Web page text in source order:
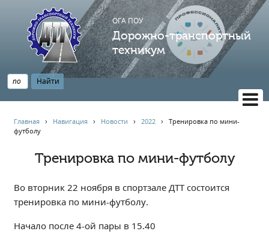
ОГА ПОУ
Дорожно-транспортный
техникум
НАВИГАЦИЯ
Главная
АБИТУРИЕНТУ
Опрос по качеству образования
Новости
Главная › Навигация › Новости ›2022 ›Тренировка по мини-
футболу
Тренировка по мини-футболу
Во вторник 22 ноября в спортзале ДТТ состоится
тренировка по мини-футболу.
Начало после 4-ой пары в 15.40